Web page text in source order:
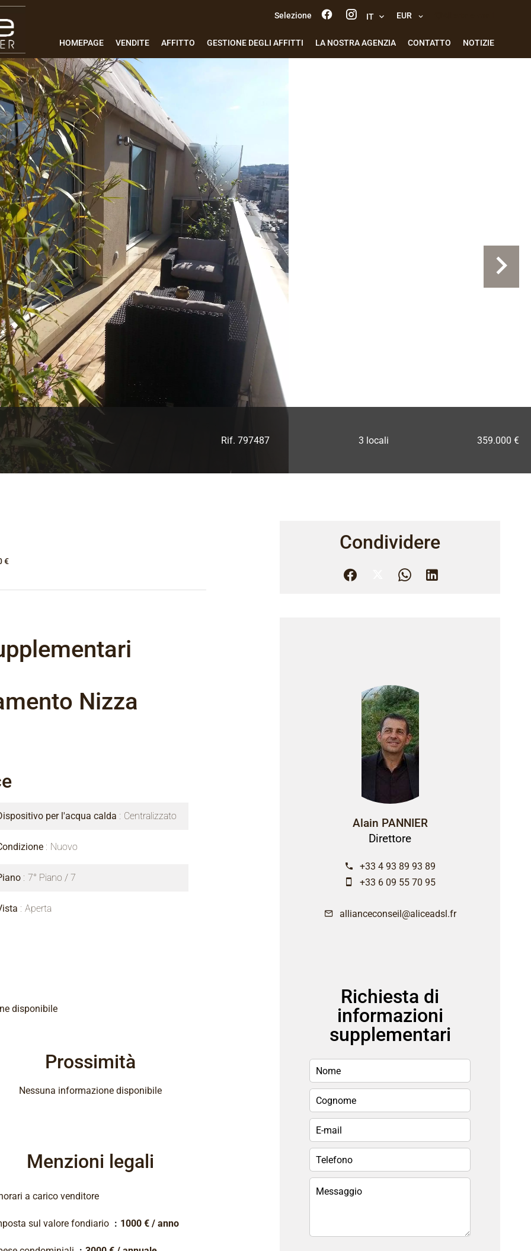
Selezione IT EUR
HOMEPAGE VENDITE AFFITTO GESTIONE DEGLI AFFITTI LA NOSTRA AGENZIA CONTATTO NOTIZIE
Rif. 797487 3 locali 359.000 €
€
Nizza
per l'acqua calda Centralizzato
Nuovo
7° Piano / 7
Aperta
disponibile
Prossimità
Nessuna informazione disponibile
Menzioni legali
a carico venditore
sul valore fondiario 1000 € / anno
Condividere
Alain PANNIER
Direttore
+33 4 93 89 93 89
+33 6 09 55 70 95
allianceconseil@aliceadsl.fr
Richiesta di
informazioni
supplementari